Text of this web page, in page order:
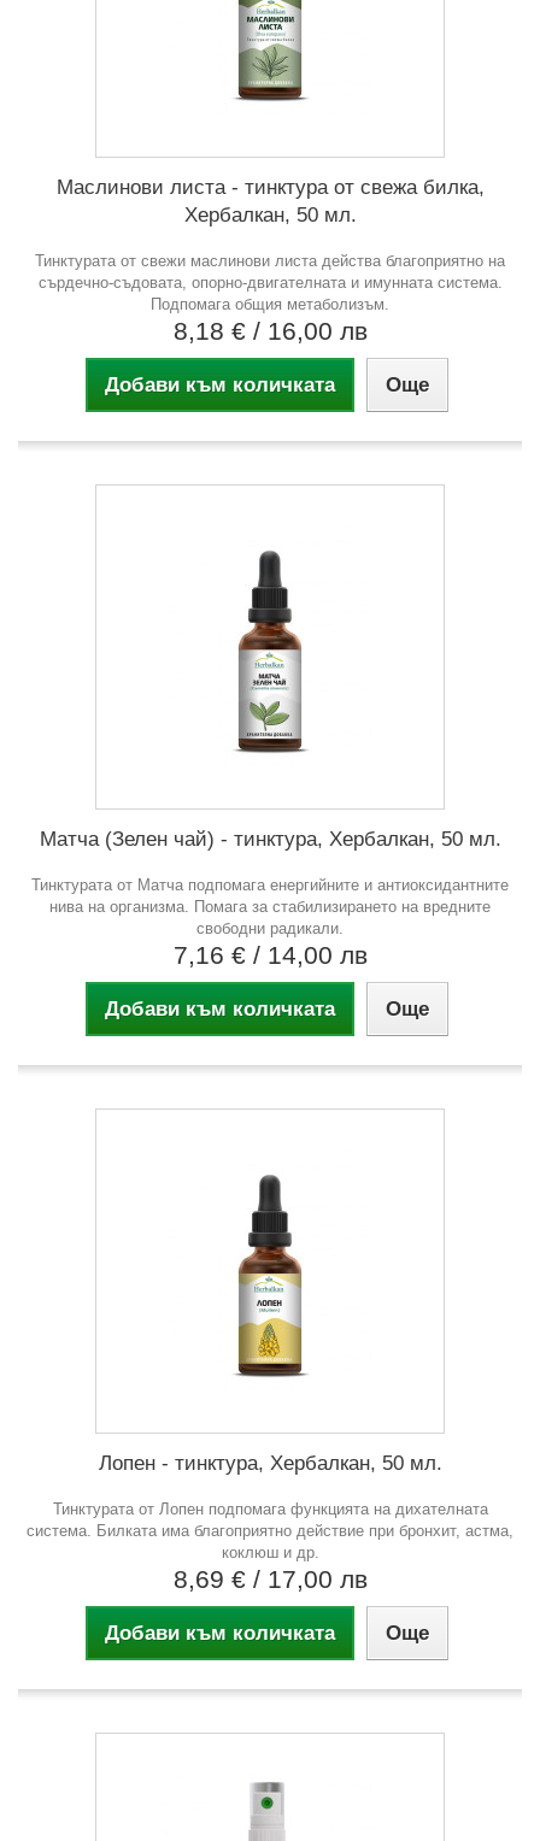
Маслинови листа - тинктура от свежа билка,
Хербалкан, 50 мл.
Тинктурата от свежи маслинови листа действа благоприятно на
сърдечно-съдовата, опорно-двигателната и имунната система.
Подпомага общия метаболизъм.
8,18 € / 16,00 лв
Добави към количката Още
Матча (Зелен чай) - тинктура, Хербалкан, 50 мл.
Тинктурата от Матча подпомага енергийните и антиоксидантните
нива на организма. Помага за стабилизирането на вредните
свободни радикали.
7,16 € / 14,00 лв
Добави към количката Още
Лопен - тинктура, Хербалкан, 50 мл.
Тинктурата от Лопен подпомага функцията на дихателната
система. Билката има благоприятно действие при бронхит, астма,
коклюш и др.
8,69 € / 17,00 лв
Добави към количката Още